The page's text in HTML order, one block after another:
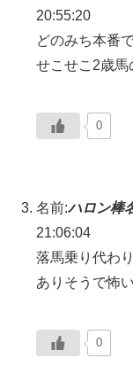
20:55:20
どのみち本番
せこせこ2歳馬
0
名前:ハロン棒
21:06:04
落馬乗り代わ
ありそうで怖い
0